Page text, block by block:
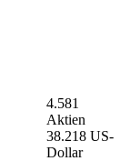
4.581
Aktien
38.218 US-
Dollar